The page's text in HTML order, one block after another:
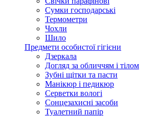
Сумки господарські
Термометри
Чохли
Шило
Предмети особистої гігієни
Дзеркала
Догляд за обличчям і тілом
Зубні щітки та пасти
Манікюр і педикюр
Серветки вологі
Сонцезахисні засоби
Туалетний папір